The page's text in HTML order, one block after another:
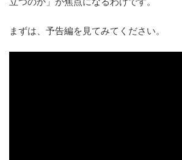
まずは、予告編を見てみてください。